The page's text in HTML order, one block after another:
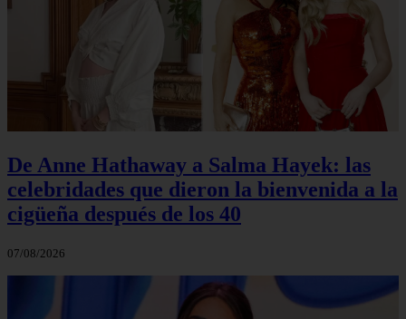
De Anne Hathaway a Salma Hayek: las
celebridades que dieron la bienvenida a la
cigüeña después de los 40
07/08/2026